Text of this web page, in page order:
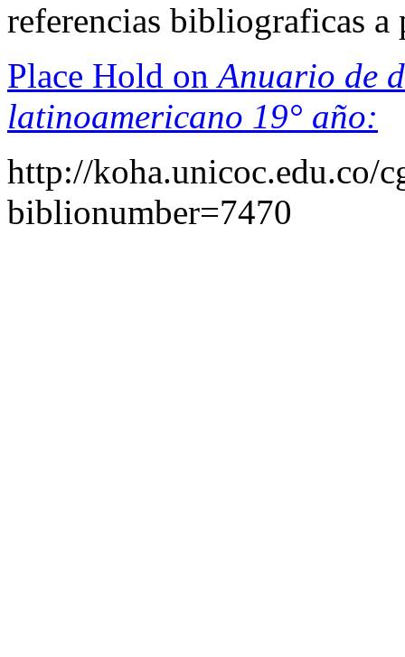
referencias bibliograficas
Place Hold onAnuario de
latinoamericano 19° año:
http://koha.unicoc.edu.co/
biblionumber=7470